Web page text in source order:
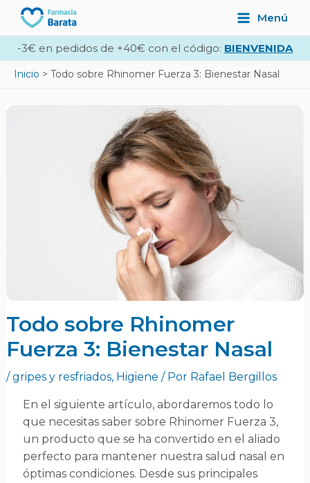
contenido
Main
Menu
Menú
-3€ en pedidos de +40€ con el código: BIENVENIDA
Inicio Todo sobre Rhinomer Fuerza 3: Bienestar Nasal
Todo sobre Rhinomer
Fuerza 3: Bienestar Nasal
/gripes y resfriados, Higiene / Por Rafael Bergillos
En el siguiente artículo, abordaremos todo lo
que necesitas saber sobre Rhinomer Fuerza 3,
un producto que se ha convertido en el aliado
perfecto para mantener nuestra salud nasal en
óptimas condiciones. Desde sus principales
Navegación
de
entradas